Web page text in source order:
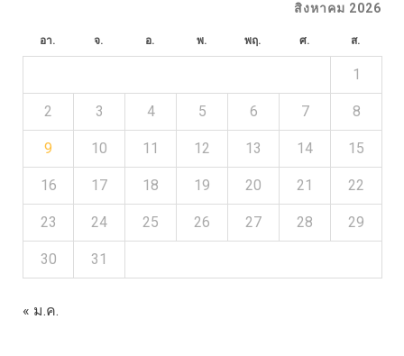
สิงหาคม 2026
อา. จ. อ. พ. พฤ. ศ. ส.
1
2 3 4 5 6 7 8
9 10 11 12 13 14 15
16 17 18 19 20 21 22
23 24 25 26 27 28 29
30 31
« ม.ค.